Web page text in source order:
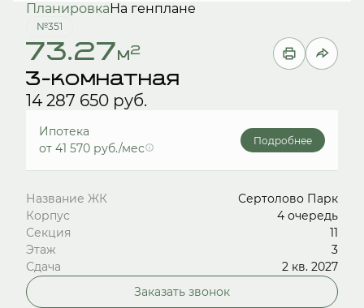
ПланировкаНа генплане
№351
73.27м2
3-комнатная
14 287 650 руб.
Ипотека
от 41 570 руб./мес
Подробнее
Название ЖК
Сертолово Парк
Корпус
4 очередь
Секция
11
Этаж
3
Сдача
2 кв. 2027
Заказать звонок